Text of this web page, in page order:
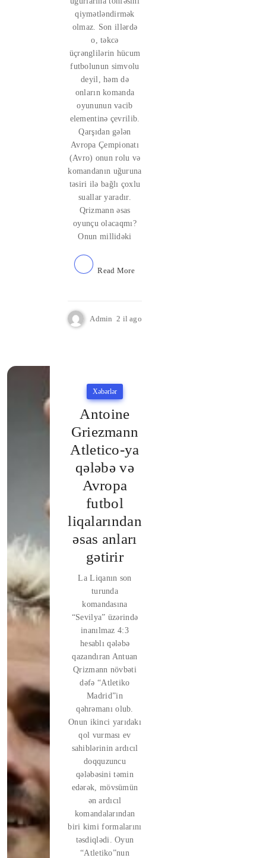
qiymətləndirmək
olmaz. Son illərdə
o, təkcə
üçrənglilərin hücum
futbolunun simvolu
deyil, həm də
onların komanda
oyununun vacib
elementinə çevrilib.
Qarşıdan gələn
Avropa Çempionatı
(Avro) onun rolu və
komandanın uğuruna
təsiri ilə bağlı çoxlu
suallar yaradır.
Qrizmann əsas
oyunçu olacaqmı?
Onun millidəki
Read More
Admin 2 il ago
Xəbərlər
Antoine
Griezmann
Atletico-ya
qələbə və
Avropa
futbol
liqalarından
əsas anları
gətirir
La Liqanın son
turunda
komandasına
“Sevilya” üzərində
inanılmaz 4:3
hesablı qələbə
qazandıran Antuan
Qrizmann növbəti
dəfə “Atletiko
Madrid”in
qəhrəmanı olub.
Onun ikinci yarıdakı
qol vurması ev
sahiblərinin ardıcıl
doqquzuncu
qələbəsini təmin
edərək, mövsümün
ən ardıcıl
komandalarından
biri kimi formalarını
təsdiqlədi. Oyun
“Atletiko”nun